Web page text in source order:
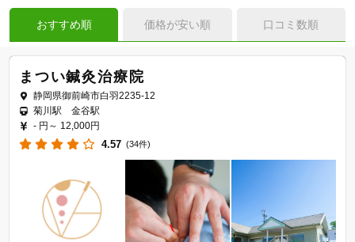
おすすめ順 価格が安い順 口コミ数順
まつい鍼灸治療院
静岡県御前崎市白羽2235-12
菊川駅 金谷駅
- 円～ 12,000円
4.57 (34件)